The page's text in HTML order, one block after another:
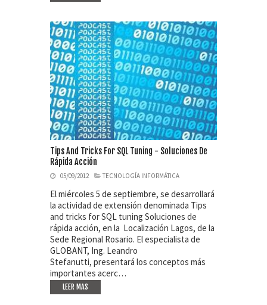
Tips And Tricks For SQL Tuning - Soluciones De
Rápida Acción
05/09/2012 TECNOLOGÍA INFORMÁTICA
El miércoles 5 de septiembre, se desarrollará
la actividad de extensión denominada Tips
and tricks for SQL tuning Soluciones de
rápida acción, en la Localización Lagos, de la
Sede Regional Rosario. El especialista de
GLOBANT, Ing. Leandro
Stefanutti, presentará los conceptos más
importantes acerc…
LEER MAS